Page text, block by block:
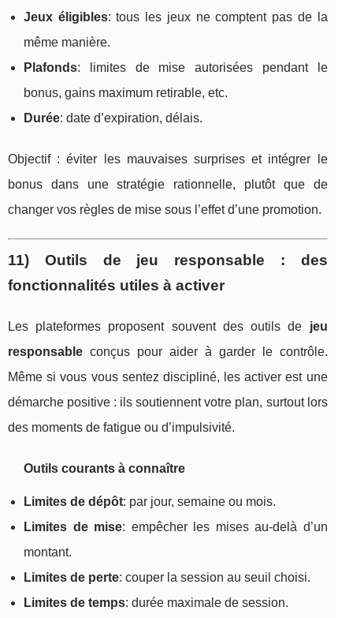
Jeux éligibles: tous les jeux ne comptent pas de la
même manière.
Plafonds: limites de mise autorisées pendant le
bonus, gains maximum retirable, etc.
Durée: date d’expiration, délais.
Objectif : éviter les mauvaises surprises et intégrer le
bonus dans une stratégie rationnelle, plutôt que de
changer vos règles de mise sous l’effet d’une promotion.
11) Outils de jeu responsable : des
fonctionnalités utiles à activer
Les plateformes proposent souvent des outils de jeu
responsable conçus pour aider à garder le contrôle.
Même si vous vous sentez discipliné, les activer est une
démarche positive : ils soutiennent votre plan, surtout lors
des moments de fatigue ou d’impulsivité.
Outils courants à connaître
Limites de dépôt: par jour, semaine ou mois.
Limites de mise: empêcher les mises au-delà d’un
montant.
Limites de perte: couper la session au seuil choisi.
Limites de temps: durée maximale de session.